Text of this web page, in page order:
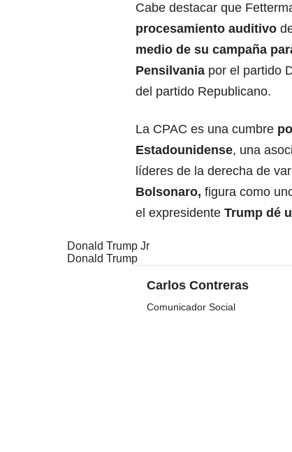
Cabe destacar que
procesamiento auditivo
medio de su campaña
Pensilvania por el partido
del partido Republicano.
La CPAC es una cumbre
Estadounidense, una
líderes de la derecha de
Bolsonaro, figura como
el expresidente Trump dé
Donald Trump Jr
Donald Trump
Carlos Contreras
Comunicador Social